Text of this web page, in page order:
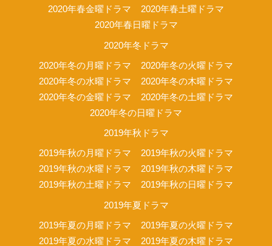
2020年春金曜ドラマ
2020年春土曜ドラマ
2020年春日曜ドラマ
2020年冬ドラマ
2020年冬の月曜ドラマ
2020年冬の火曜ドラマ
2020年冬の水曜ドラマ
2020年冬の木曜ドラマ
2020年冬の金曜ドラマ
2020年冬の土曜ドラマ
2020年冬の日曜ドラマ
2019年秋ドラマ
2019年秋の月曜ドラマ
2019年秋の火曜ドラマ
2019年秋の水曜ドラマ
2019年秋の木曜ドラマ
2019年秋の土曜ドラマ
2019年秋の日曜ドラマ
2019年夏ドラマ
2019年夏の月曜ドラマ
2019年夏の火曜ドラマ
2019年夏の水曜ドラマ
2019年夏の木曜ドラマ